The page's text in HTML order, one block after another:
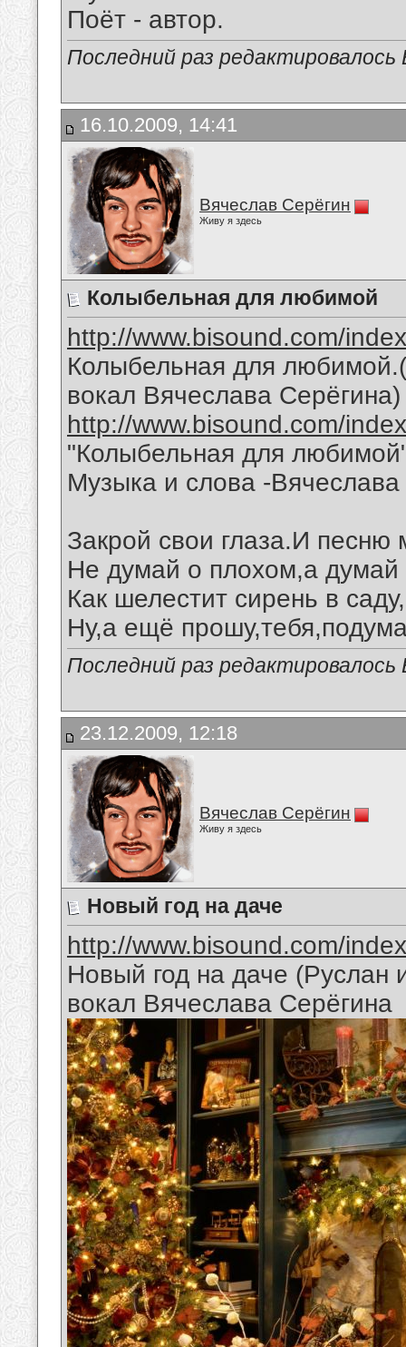
Поёт - автор.
Последний раз
16.10.2009, 14:41
Вячеслав Серёгин
Живу я здесь
Колыбельная для любимой
http://www.bisound.com/
Колыбельная для
вокал Вячеслава Серёгина)
http://www.bisound.com/
"Колыбельная для
Музыка и слова -
Закрой свои глаза.И
Не думай о плохом,а думай
Как шелестит сирень в
Ну,а ещё
Последний раз
23.12.2009, 12:18
Вячеслав Серёгин
Живу я здесь
Новый год на даче
http://www.bisound.com/
Новый год на даче
вокал Вячеслава Серёгина